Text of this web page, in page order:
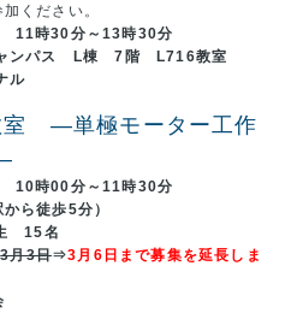
ください。
11時30分～13時30分
ャンパス L棟 7階 L716教室
ル
室 ―単極モーター工作
10時00分～11時30分
ら徒歩5分）
15名
3月3日⇒3月6日まで募集を延長しま